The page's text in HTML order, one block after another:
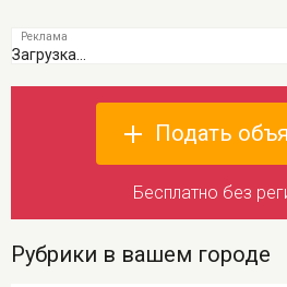
Загрузка...
Подать
Бесплатно без
Рубрики в вашем городе